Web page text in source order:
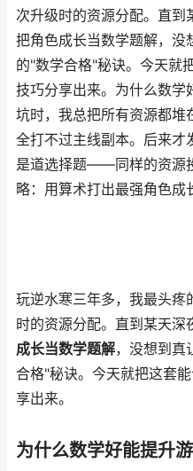
次升级时的资源分配。直到
把角色成长当数学题解，没
的"数学合格"秘诀。今天就
技巧分享出来。为什么数学
坑时，我总把所有资源都堆
全打不过主线副本。后来才
是道选择题——同样的资源
略：用算术打出最强角色成
玩逆水寒三年多，我最头疼
时的资源分配。直到某天深
成长当数学题解，没想到真
合格"秘诀。今天就把这套
享出来。
为什么数学好能提升游